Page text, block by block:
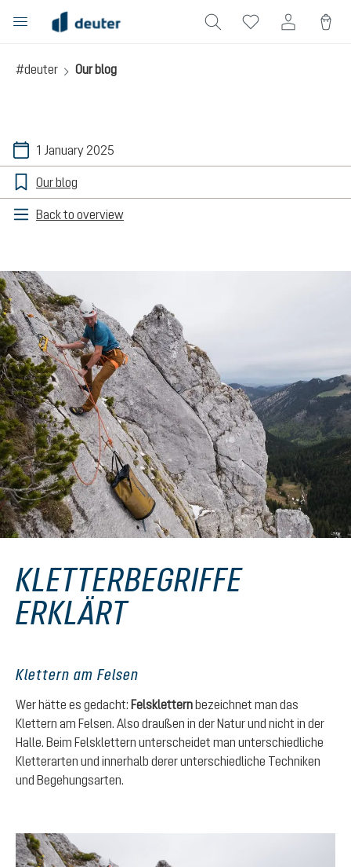
content
#deuter Our blog
1 January 2025
Our blog
Back to overview
KLETTERBEGRIFFE
ERKLÄRT
Klettern am Felsen
Wer hätte es gedacht: Felskletternbezeichnet man das
Klettern am Felsen. Also draußen in der Natur und nicht in der
Halle. Beim Felsklettern unterscheidet man unterschiedliche
Kletterarten und innerhalb derer unterschiedliche Techniken
und Begehungsarten.